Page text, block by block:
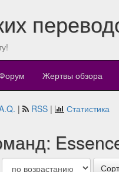
Жертвы обзора
| RSS | Статистика